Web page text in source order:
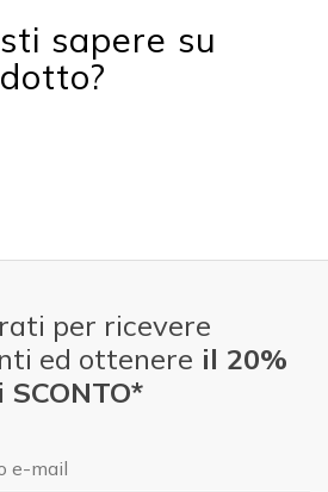
sapere su
per ricevere
ed ottenere il 20%
SCONTO*